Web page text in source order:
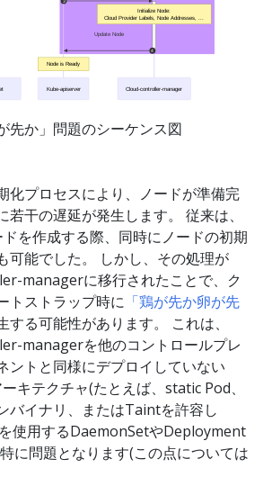
先か」問題のシーケンス図
化プロセスにより、ノードが準備完
若干の遅延が発生します。 従来は、
を作成する際、同時にノードの初期
可能でした。 しかし、その処理が
managerに移行されたことで、ク
トストラップ時に 「鶏が先か卵が先
する可能性があります。 これは、
managerを他のコントロールプレ
ントと同様にデプロイしていない
キテクチャ(たとえば、static Pod、
バイナリ、またはTaintを許容し
を使用するDaemonSetやDeployment
に問題となります(この点については